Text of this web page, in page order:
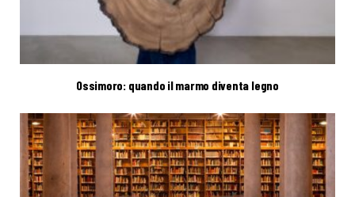
Ossimoro: quando il marmo diventa legno